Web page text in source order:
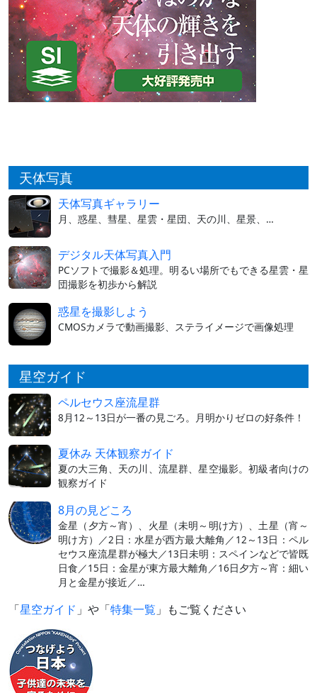
天体写真
天体写真ギャラリー
月、惑星、彗星、星雲・星団、天の川、星景、…
デジタル天体写真入門
PCソフトで撮影＆処理。明るい場所でもできる星雲・星
団撮影を初歩から解説
惑星を撮影しよう
CMOSカメラで動画撮影、ステライメージで画像処理
星空ガイド
ペルセウス座流星群
8月12～13日が一番の見ごろ。月明かりゼロの好条件！
夏休み 天体観察ガイド
夏の大三角、天の川、流星群、星空撮影。初級者向けの
観察ガイド
8月の見どころ
金星（夕方～宵）、火星（未明～明け方）、土星（宵～
明け方）／2日：水星が西方最大離角／12～13日：ペル
セウス座流星群が極大／13日未明：スペインなどで皆既
日食／15日：金星が東方最大離角／16日夕方～宵：細い
月と金星が接近／…
「星空ガイド 」や「特集一覧 」もご覧ください